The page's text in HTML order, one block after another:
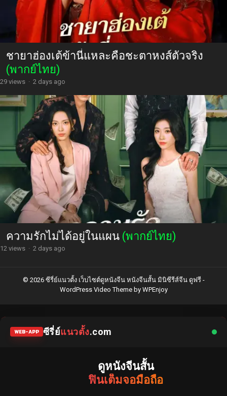
ชายาฮ่องเต้ข้านี่แหละคือชะตาหงส์ตัวจริง
(พากย์ไทย)
29 views · 2 days ago
ความรักไม่ได้อยู่ในแผน (พากย์ไทย)
12 views · 2 days ago
© 2026 ซีรี่ย์แนวตั้ง เว็บไซต์ดูหนังจีน หนังจีนสั้น มินิซีรีส์จีน ดูฟรี -
WordPress Video Themeby WPEnjoy
WEB-APP ซีรี่ย์แนวตั้ง.com
ดูหนังจีนสั้น
ฟินเต็มจอมือถือ